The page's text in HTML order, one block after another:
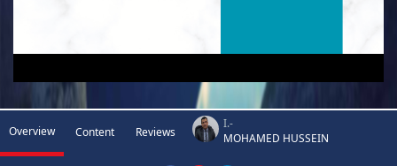
Overview Content Reviews
I.-
MOHAMED HUSSEIN